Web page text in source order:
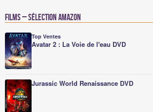
Films – Sélection Amazon
Top Ventes
Avatar 2 : La Voie de l'eau DVD
Jurassic World Renaissance DVD